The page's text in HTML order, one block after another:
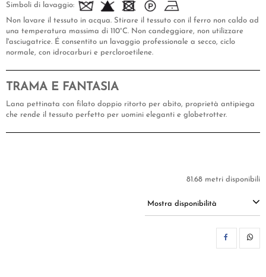
Simboli di lavaggio:
Non lavare il tessuto in acqua. Stirare il tessuto con il ferro non caldo ad
una temperatura massima di 110°C. Non candeggiare, non utilizzare
l'asciugatrice. É consentito un lavaggio professionale a secco, ciclo
normale, con idrocarburi e percloroetilene.
TRAMA E FANTASIA
Lana pettinata con filato doppio ritorto per abito, proprietà antipiega
che rende il tessuto perfetto per uomini eleganti e globetrotter.
81.68 metri disponibili
Mostra disponibilità